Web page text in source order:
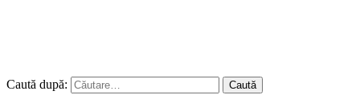
Caută după: